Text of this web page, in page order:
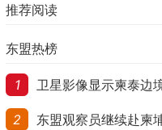
推荐阅读
东盟热榜
1
2